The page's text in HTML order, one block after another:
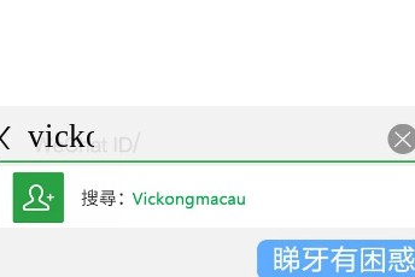
vickongmacau